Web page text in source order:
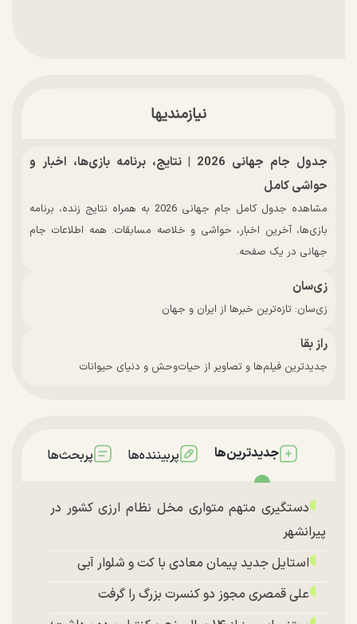
نیازمندیها
جدول جام جهانی 2026 | نتایج، برنامه بازی‌ها، اخبار و
حواشی کامل
مشاهده جدول کامل جام جهانی 2026 به همراه نتایج زنده، برنامه
بازی‌ها، آخرین اخبار، حواشی و خلاصه مسابقات. همه اطلاعات جام
جهانی در یک صفحه.
زی‌سان
زی‌سان: تازه‌ترین خبرها از ایران و جهان
راز بقا
جدیدترین فیلم‌ها و تصاویر از حیات‌وحش و دنیای حیوانات
جدیدترین‌ها پربیننده‌ها پربحث‌ها
دستگیری متهم متواری مخل نظام ارزی کشور در
پیرانشهر
استایل جدید پیمان معادی با کت و شلوار آبی
علی قمصری مجوز دو کنسرت بزرگ را گرفت